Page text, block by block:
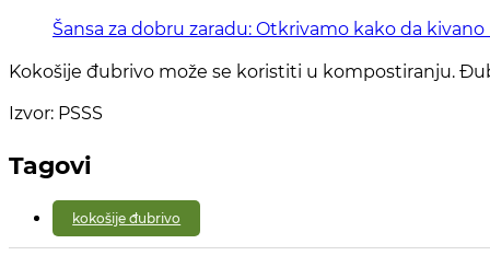
Šansa za dobru zaradu: Otkrivamo kako da
Kokošije đubrivo može se koristiti u kompostiranju.
Izvor: PSSS
Tagovi
kokošije đubrivo